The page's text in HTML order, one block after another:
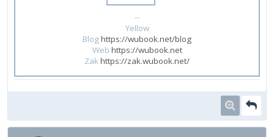
--
Yellow
Bloghttps://wubook.net/blog
Web https://wubook.net
Zakhttps://zak.wubook.net/